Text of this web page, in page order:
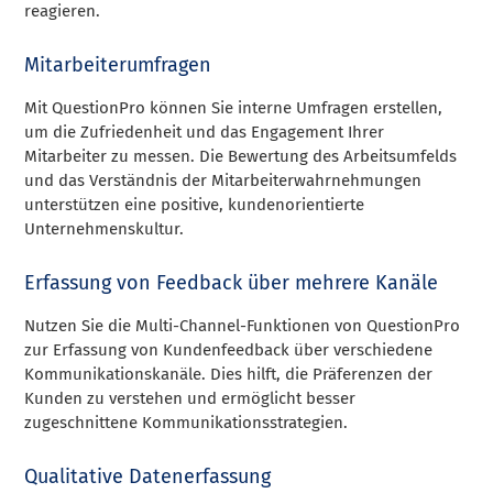
reagieren.
Mitarbeiterumfragen
Mit QuestionPro können Sie interne Umfragen erstellen,
um die Zufriedenheit und das Engagement Ihrer
Mitarbeiter zu messen. Die Bewertung des Arbeitsumfelds
und das Verständnis der Mitarbeiterwahrnehmungen
unterstützen eine positive, kundenorientierte
Unternehmenskultur.
Erfassung von Feedback über mehrere Kanäle
Nutzen Sie die Multi-Channel-Funktionen von QuestionPro
zur Erfassung von Kundenfeedback über verschiedene
Kommunikationskanäle. Dies hilft, die Präferenzen der
Kunden zu verstehen und ermöglicht besser
zugeschnittene Kommunikationsstrategien.
Qualitative Datenerfassung